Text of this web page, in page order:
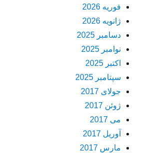
فوریه 2026
ژانویه 2026
دسامبر 2025
نوامبر 2025
اکتبر 2025
سپتامبر 2025
جولای 2017
ژوئن 2017
می 2017
آوریل 2017
مارس 2017